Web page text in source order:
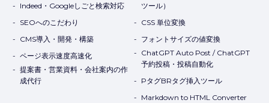
Indeed・Googleしごと検索対応
SEOへのこだわり
CMS導入・開発・構築
ページ表示速度高速化
提案書・営業資料・会社案内の作
成代行
ツール）
CSS 単位変換
フォントサイズの値変換
ChatGPT Auto Post / ChatGPT
予約投稿・投稿自動化
PタグBRタグ挿入ツール
Markdown to HTML Converter